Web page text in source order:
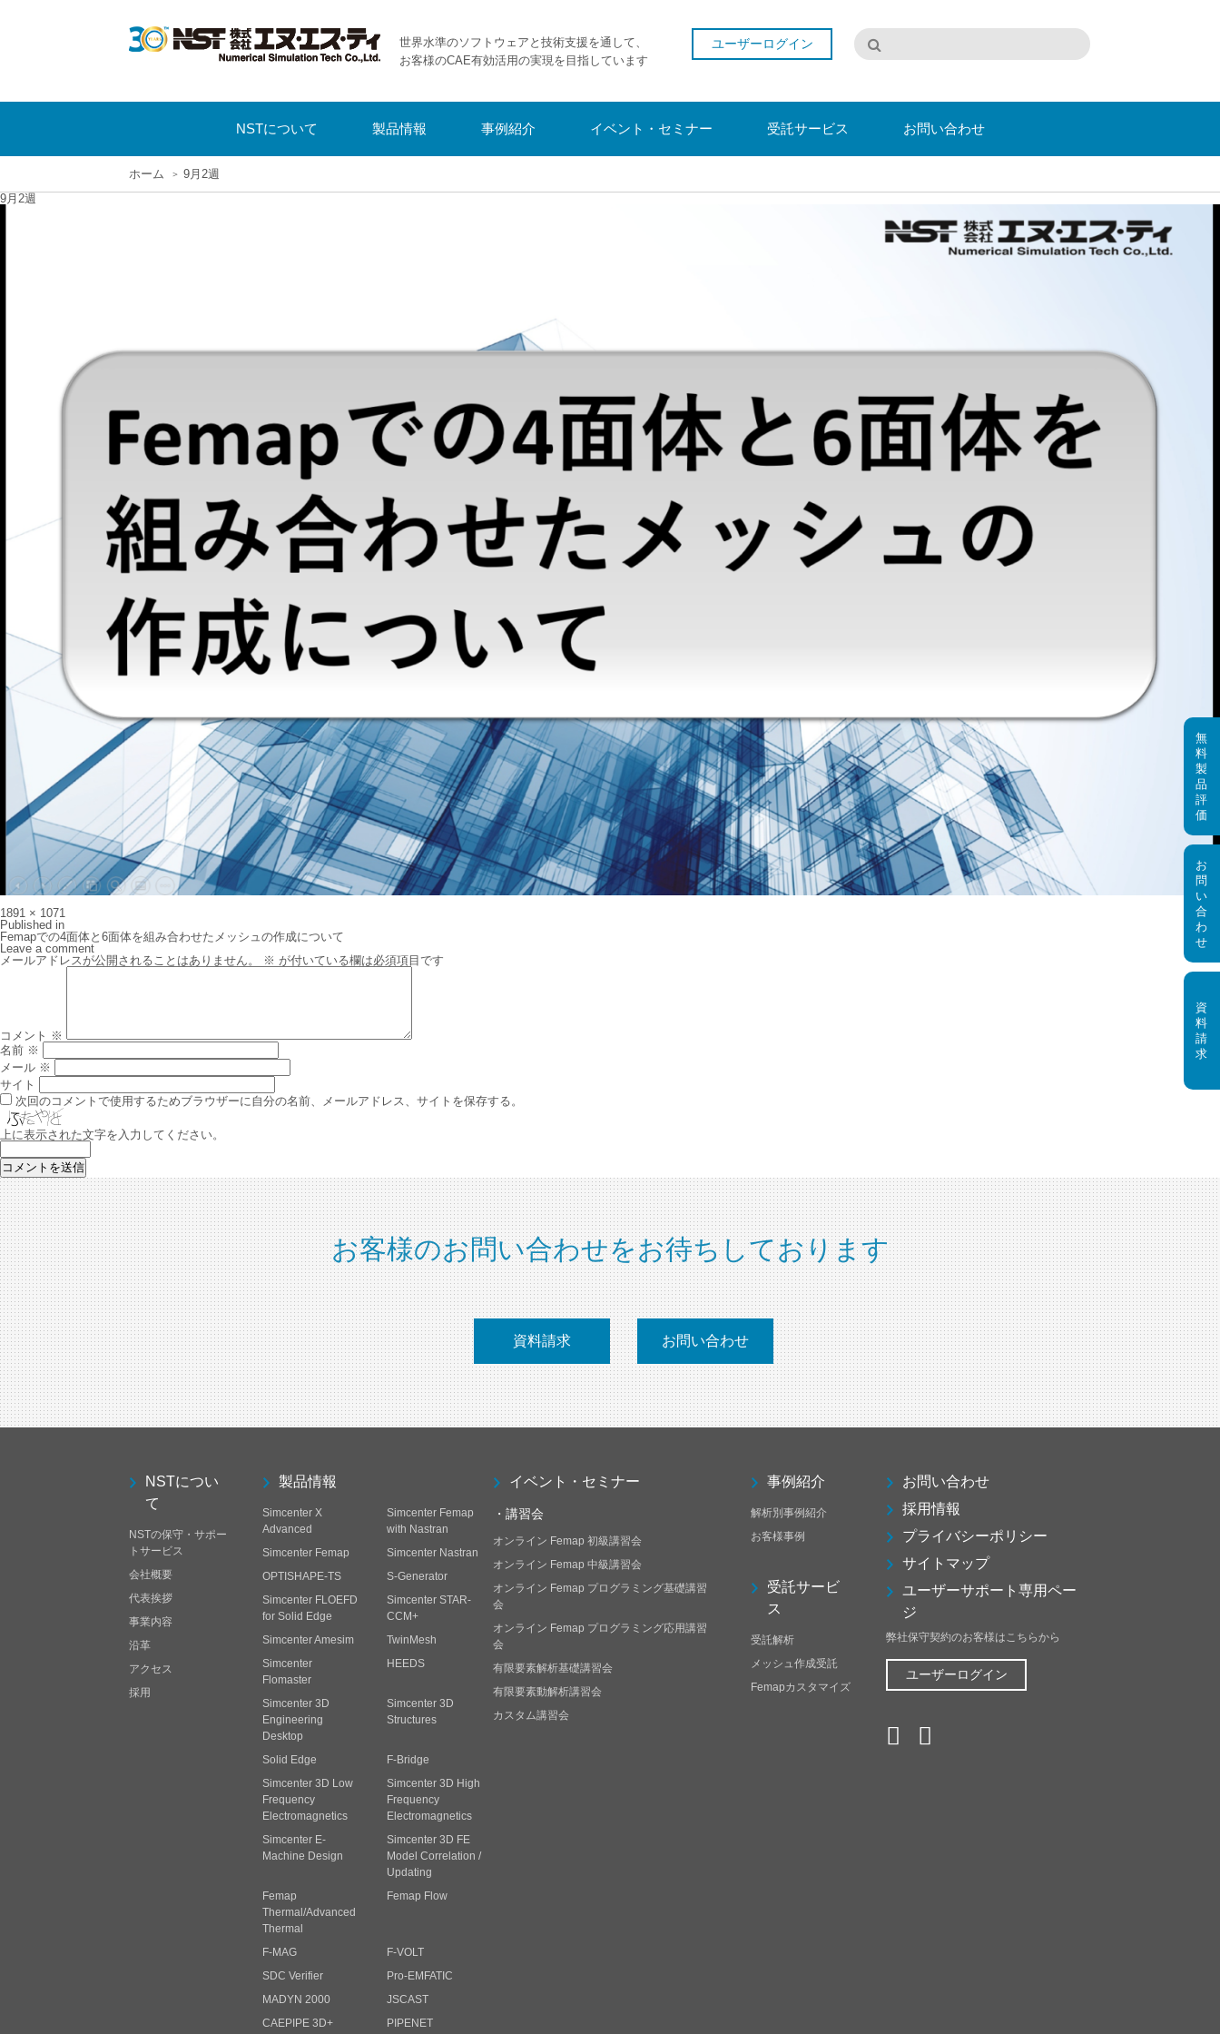
世界水準のソフトウェアと技術支援を通して、
お客様のCAE有効活用の実現を目指しています
ユーザーログイン
NSTについて 製品情報 事例紹介 イベント・セミナー 受託サービス お問い合わせ
ホーム
9月2週
9月2週
Full
size
1891 × 1071
投
稿
ナ
ビ
Published in
Femapでの4面体と6面体を組み合わせたメッシュの作成について
Leave a comment
メールアドレスが公開されることはありません。
※ が付いている欄は必須項目です
コメント ※
名前 ※
メール ※
サイト
次回のコメントで使用するためブラウザーに自分の名前、メールアドレス、サイトを保存する。
上に表示された文字を入力してください。
お客様のお問い合わせをお待ちしております
資料請求 お問い合わせ
NSTについ
て
NSTの保守・サポー
トサービス
会社概要
代表挨拶
事業内容
沿革
アクセス
採用
製品情報
Simcenter X
Advanced
Simcenter Femap
with Nastran
Simcenter Femap
Simcenter Nastran
OPTISHAPE-TS
S-Generator
Simcenter FLOEFD
for Solid Edge
Simcenter STAR-
CCM+
Simcenter Amesim
TwinMesh
Simcenter
Flomaster
HEEDS
Simcenter 3D
Engineering
Desktop
Simcenter 3D
Structures
Solid Edge
F-Bridge
Simcenter 3D Low
Frequency
Electromagnetics
Simcenter 3D High
Frequency
Electromagnetics
Simcenter E-
Machine Design
Simcenter 3D FE
Model Correlation /
Updating
Femap
Thermal/Advanced
Thermal
Femap Flow
F-MAG
F-VOLT
SDC Verifier
Pro-EMFATIC
MADYN 2000
JSCAST
CAEPIPE 3D+
PIPENET
イベント・セミナー
・講習会
オンライン Femap 初級講習会
オンライン Femap 中級講習会
オンライン Femap プログラミング基礎講習
会
オンライン Femap プログラミング応用講習
会
有限要素解析基礎講習会
有限要素動解析講習会
カスタム講習会
事例紹介
解析別事例紹介
お客様事例
受託サービ
ス
受託解析
メッシュ作成受託
Femapカスタマイズ
お問い合わせ
採用情報
プライバシーポリシー
サイトマップ
ユーザーサポート専用ペー
ジ
弊社保守契約のお客様はこちらから
ユーザーログイン